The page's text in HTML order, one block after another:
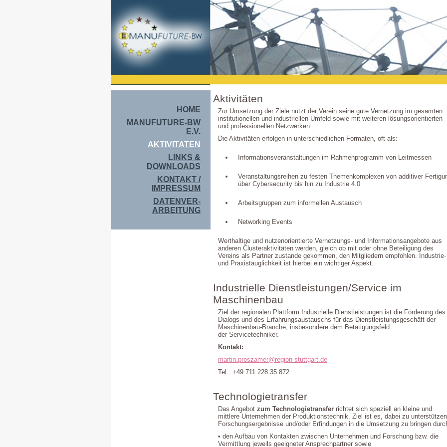
HOME
MANUFUTURE-BW
E.V.
AKTIVITATEN
LINKS &
DOWNLOADS
KONTAKT /
IMPRESSUM
DATENVER-
ARBEITUNG
Aktivitäten
Zur Umsetzung der Ziele nutzt der Verein seine gute Vernetzung im gesamten
institutionellen und industriellen Umfeld sowie mit weiteren lösungsorientierten
und professionellen Netzwerken.
Die Aktivitäten erfolgen in unterschiedlichen Formaten, oft als:
Informationsveranstaltungen im Rahmenprogramm von Leitmessen
Veranstaltungsreihen zu festen Themenkomplexen von additiver
über Cybersecurity bis hin zu Industrie 4.0
Arbeitsgruppen zum informellen Austausch
Networking Events
Werthaltige und nutzenorientierte Vernetzungs- und Informationsangebote aus
anderen Clusteraktivitäten werden, gleich ob mit oder ohne Beteiligung des
Vereins als Partner zustande gekommen, den Mitgliedern empfohlen. Industrie-
und Praxistauglichkeit ist hierbei ein wichtiger Aspekt.
Industrielle Dienstleistungen/Service im
Maschinenbau
Ziel der regionalen Plattform Industrielle Dienstleistungen ist die Förderung des
Dialogs und des Erfahrungsaustauschs für das Dienstleistungsgeschäft der
Maschinenbau-Branche, insbesondere dem Betätigungsfeld
der Servicetechniker.
Kontakt:
martin.proszamer@region-stuttgart.de
Tel.: +49 711 228 35 872
Technologietransfer
Das Angebot zum Technologietransfer richtet sich speziell an kleine und
mittlere Unternehmen der Produktionstechnik. Ziel ist es, dabei zu
Forschungsergebnisse und/oder Erfindungen in die Umsetzung zu bringen
• den Aufbau von Kontakten zwischen Unternehmen und Forschung bzw. die
Vermittlung jeweils geeigneter Ansprechpartner sowie